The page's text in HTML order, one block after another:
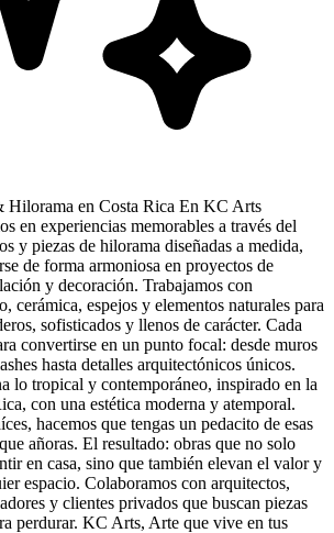
Hilorama en Costa Rica En KC Arts
en experiencias memorables a través del
y piezas de hilorama diseñadas a medida,
de forma armoniosa en proyectos de
y decoración. Trabajamos con
cerámica, espejos y elementos naturales para
sofisticados y llenos de carácter. Cada
convertirse en un punto focal: desde muros
hasta detalles arquitectónicos únicos.
lo tropical y contemporáneo, inspirado en la
con una estética moderna y atemporal.
hacemos que tengas un pedacito de esas
añoras. El resultado: obras que no solo
en casa, sino que también elevan el valor y
espacio. Colaboramos con arquitectos,
y clientes privados que buscan piezas
perdurar. KC Arts, Arte que vive en tus